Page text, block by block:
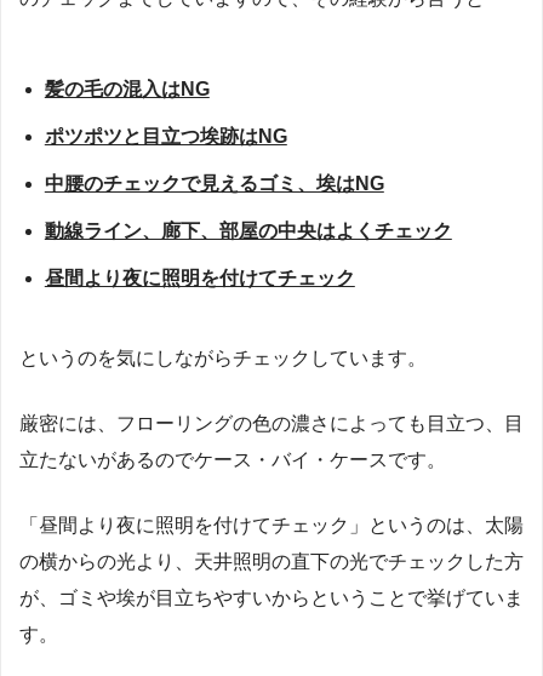
髪の毛の混入はNG
ポツポツと目立つ埃跡はNG
中腰のチェックで見えるゴミ、埃はNG
動線ライン、廊下、部屋の中央はよくチェック
昼間より夜に照明を付けてチェック
というのを気にしながらチェックしています。
厳密には、フローリングの色の濃さによっても目立つ、目
立たないがあるのでケース・バイ・ケースです。
「昼間より夜に照明を付けてチェック」というのは、太陽
の横からの光より、天井照明の直下の光でチェックした方
が、ゴミや埃が目立ちやすいからということで挙げていま
す。